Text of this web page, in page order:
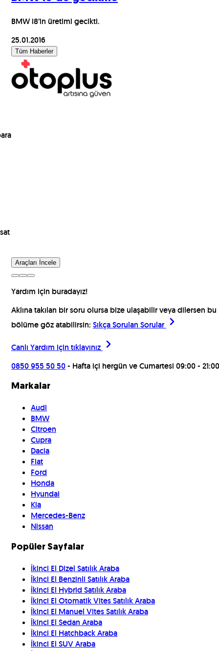
BMW i8’in üretimi gecikti.
25.01.2016
Tüm Haberler
Araçları İncele
Yardım için buradayız!
Aklına takılan bir soru olursa bize ulaşabilir veya dilersen bu
bölüme göz atabilirsin: Sıkça Sorulan Sorular
Canlı Yardım için tıklayınız
0850 955 50 50- Hafta içi hergün ve Cumartesi 09:00 - 21:00
Markalar
Audi
BMW
Citroen
Cupra
Dacia
Fiat
Ford
Honda
Hyundai
Kia
Mercedes-Benz
Nissan
Popüler Sayfalar
İkinci El Dizel Satılık Araba
İkinci El Benzinli Satılık Araba
İkinci El Hybrid Satılık Araba
İkinci El Otomatik Vites Satılık Araba
İkinci El Manuel Vites Satılık Araba
İkinci El Sedan Araba
İkinci El Hatchback Araba
İkinci El SUV Araba